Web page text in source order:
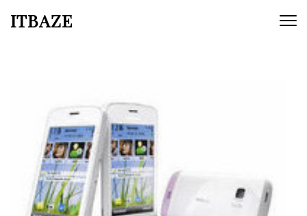
ITBAZE